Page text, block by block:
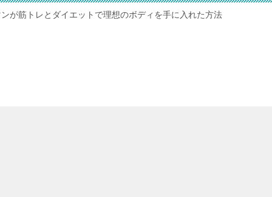
が筋トレとダイエットで理想のボディを手に入れた方法